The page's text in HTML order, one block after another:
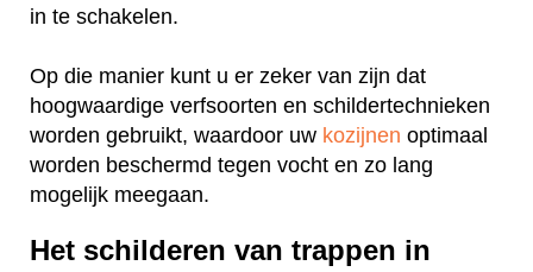
in te schakelen.
Op die manier kunt u er zeker van zijn dat
hoogwaardige verfsoorten en schildertechnieken
worden gebruikt, waardoor uw kozijnen optimaal
worden beschermd tegen vocht en zo lang
mogelijk meegaan.
Het schilderen van trappen in